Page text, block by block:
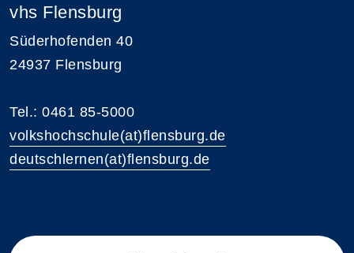
vhs Flensburg
Süderhofenden 40
24937 Flensburg
Tel.: 0461 85-5000
volkshochschule(at)flensburg.de
deutschlernen(at)flensburg.de